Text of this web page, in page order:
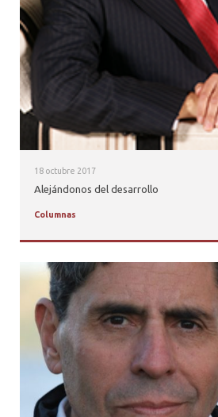
18 octubre 2017
Alejándonos del desarrollo
Columnas